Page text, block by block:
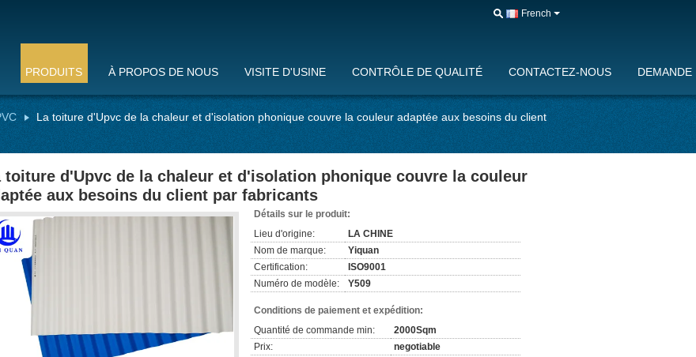
French
PRODUITS À PROPOS DE NOUS VISITE D'USINE CONTRÔLE DE QUALITÉ CONTACTEZ-NOUS DEMANDE
La toiture d'Upvc de la chaleur et d'isolation phonique couvre la couleur adaptée aux besoins du client
toiture d'Upvc de la chaleur et d'isolation phonique couvre la couleur
aux besoins du client par fabricants
Détails sur le produit:
Lieu d'origine:
LA CHINE
Nom de marque:
Yiquan
Certification:
ISO9001
Numéro de modèle:
Y509
Conditions de paiement et expédition:
Quantité de commande min:
2000Sqm
Prix:
negotiable